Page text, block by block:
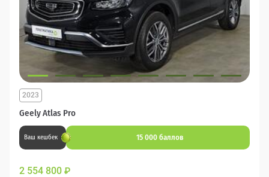
Geely Atlas Pro
2023
Ваш кешбек 15 000 баллов
2 554 800 ₽